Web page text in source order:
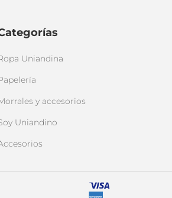
Uniandina
y accesorios
Uniandino